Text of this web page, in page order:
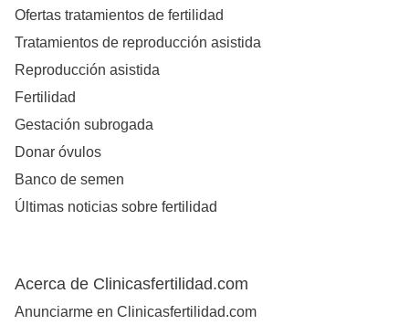
Ofertas tratamientos de fertilidad
Tratamientos de reproducción asistida
Reproducción asistida
Fertilidad
Gestación subrogada
Donar óvulos
Banco de semen
Últimas noticias sobre fertilidad
Acerca de Clinicasfertilidad.com
Anunciarme en Clinicasfertilidad.com